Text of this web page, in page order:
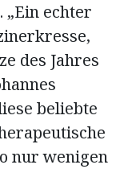
„Ein echter
des Jahres
beliebte
nur wenigen